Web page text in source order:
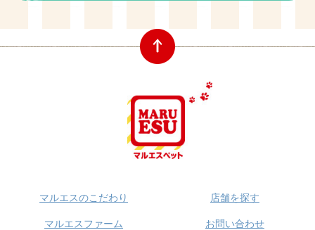
マルエスのこだわり
マルエスファーム
店舗を探す
お問い合わせ